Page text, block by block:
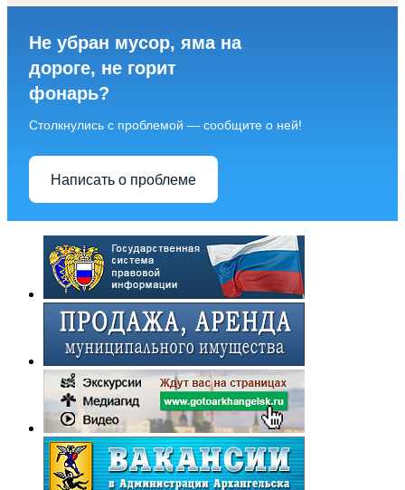
Не убран мусор, яма на
дороге, не горит
фонарь?
Столкнулись с проблемой — сообщите о ней!
Написать о проблеме